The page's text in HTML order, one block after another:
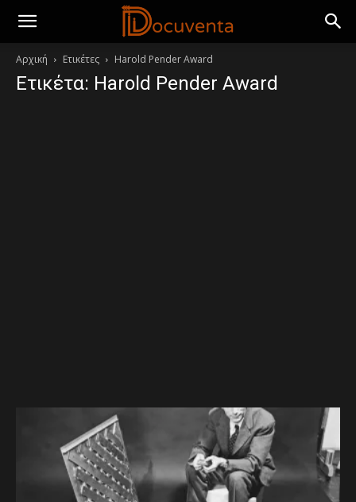
Αρχική Ετικέτες Harold Pender Award
Ετικέτα: Harold Pender Award